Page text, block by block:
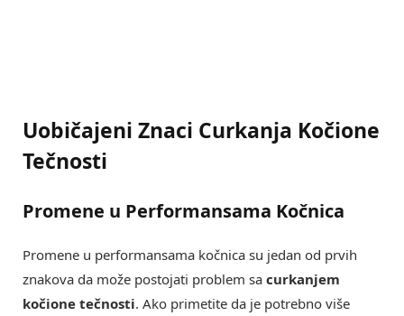
Uobičajeni Znaci Curkanja Kočione
Tečnosti
Promene u Performansama Kočnica
Promene u performansama kočnica su jedan od prvih
znakova da može postojati problem sa curkanjem
kočione tečnosti. Ako primetite da je potrebno više